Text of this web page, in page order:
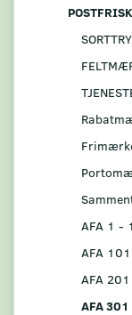
POSTFRISK
AFA 1 -
AFA
AFA
AFA